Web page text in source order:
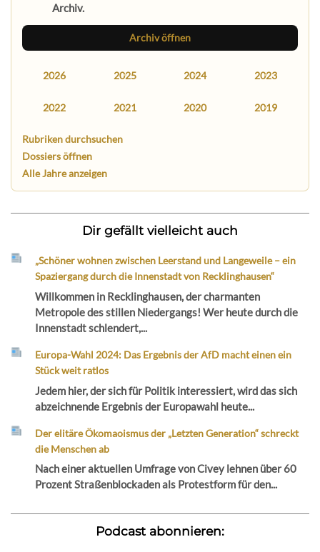
Archiv.
Archiv öffnen
2026 2025 2024 2023
2022 2021 2020 2019
Rubriken durchsuchen
Dossiers öffnen
Alle Jahre anzeigen
Dir gefällt vielleicht auch
„Schöner wohnen zwischen Leerstand und Langeweile – ein
Spaziergang durch die Innenstadt von Recklinghausen“
Willkommen in Recklinghausen, der charmanten
Metropole des stillen Niedergangs! Wer heute durch die
Innenstadt schlendert,...
Europa-Wahl 2024: Das Ergebnis der AfD macht einen ein
Stück weit ratlos
Jedem hier, der sich für Politik interessiert, wird das sich
abzeichnende Ergebnis der Europawahl heute...
Der elitäre Ökomaoismus der „Letzten Generation“ schreckt
die Menschen ab
Nach einer aktuellen Umfrage von Civey lehnen über 60
Prozent Straßenblockaden als Protestform für den...
Podcast abonnieren: